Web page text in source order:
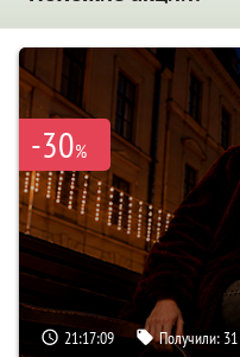
-30%
21:17:08 Получили: 31